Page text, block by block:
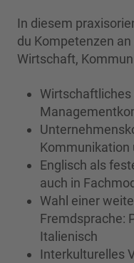
In diesem
du Kompetenzen
Wirtschaft,
Wirtschaftliches
Kommunikation
Englisch als
auch in
Wahl einer
Fremdsprache:
Italienisch
Interkulturelles